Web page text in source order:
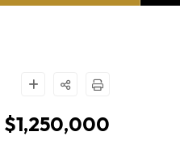
$1,250,000